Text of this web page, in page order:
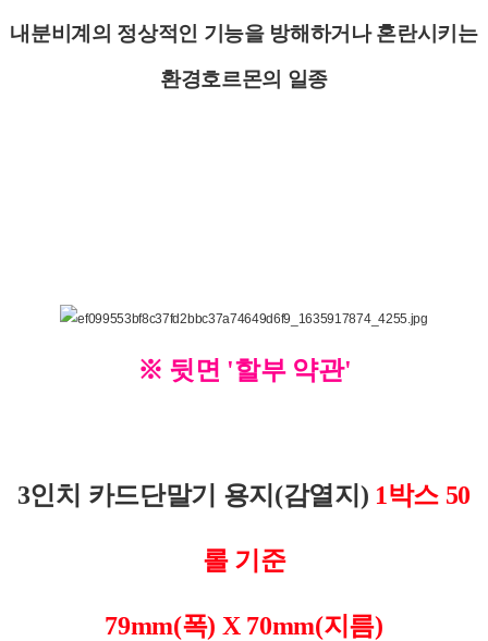
내분비계의 정상적인 기능을 방해하거나 혼란시키는
환경호르몬의 일종
※ 뒷면 '할부 약관'
3인치 카드단말기 용지(감열지) 1박스 50
롤 기준
79mm(폭) X 70mm(지름)